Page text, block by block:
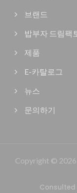
브랜드
밥부자 드림팩
제품
E-카탈로그
뉴스
문의하기
Copyright © 2026
Consulted